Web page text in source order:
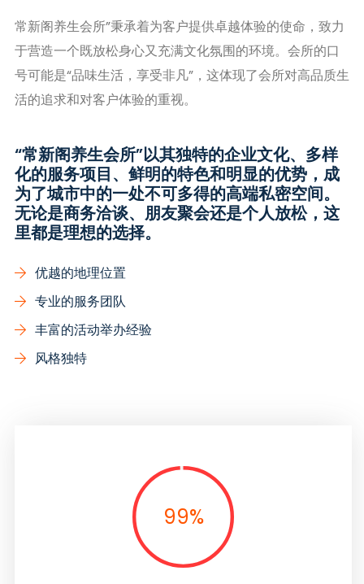
常新阁养生会所”秉承着为客户提供卓越体验的使命，致力
于营造一个既放松身心又充满文化氛围的环境。会所的口
号可能是“品味生活，享受非凡”，这体现了会所对高品质生
活的追求和对客户体验的重视。
“常新阁养生会所”以其独特的企业文化、多样
化的服务项目、鲜明的特色和明显的优势，成
为了城市中的一处不可多得的高端私密空间。
无论是商务洽谈、朋友聚会还是个人放松，这
里都是理想的选择。
优越的地理位置
专业的服务团队
丰富的活动举办经验
风格独特
99%